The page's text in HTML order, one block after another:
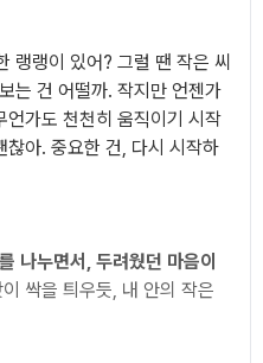
랭랭이 있어? 그럴 땐 작은 씨
는 건 어떨까. 작지만 언젠가
언가도 천천히 움직이기 시작
아. 중요한 건, 다시 시작하
나누면서, 두려웠던 마음이
싹을 틔우듯, 내 안의 작은